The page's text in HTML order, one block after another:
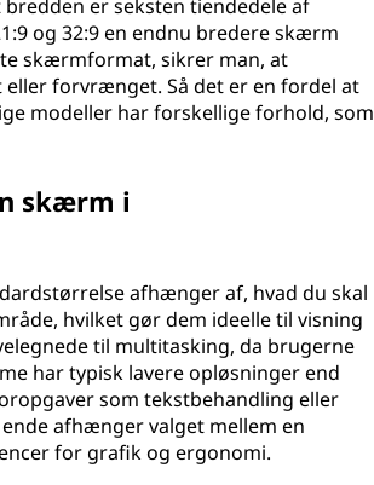
er seksten tiendedele af
og 32:9 en endnu bredere skærm
skærmformat, sikrer man, at
forvrænget. Så det er en fordel at
modeller har forskellige forhold, som
skærm i
afhænger af, hvad du skal
hvilket gør dem ideelle til visning
til multitasking, da brugerne
har typisk lavere opløsninger end
som tekstbehandling eller
afhænger valget mellem en
for grafik og ergonomi.